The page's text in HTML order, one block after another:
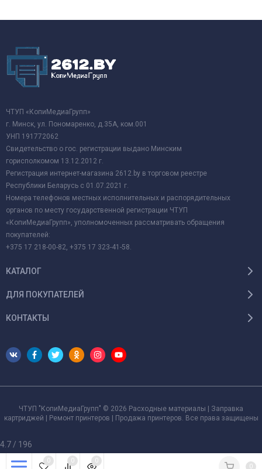
ЧТУП «КопиМедиаГрупп»
г. Минск, ул. Пономаренко, д.35А, ком.001
УНП 191772062
Свидетельство о гос. регистрации выдано Минским
горисполкомом 13.12.2012 г.
Регистрация интернет-магазина 2612.by в торговом реестре
Республики Беларусь с 01.07.2021 г.
Номера телефонов местных исполнительных и распорядительных
органов по месту государственной регистрации ЧТУП
«КопиМедиаГрупп», уполномоченных рассматривать обращения
покупателей:
+375 17 218-00-82, +375 17 323-41-58.
КАТАЛОГ
ДЛЯ ПОКУПАТЕЛЕЙ
КОНТАКТЫ
ЧТУП "КопиМедиаГрупп" © 2026 Расходные материалы | Заправка
картриджей | Ремонт принтеров | Продажа принтеров. Все права защищены
4.7 / 196
0 0 0
0